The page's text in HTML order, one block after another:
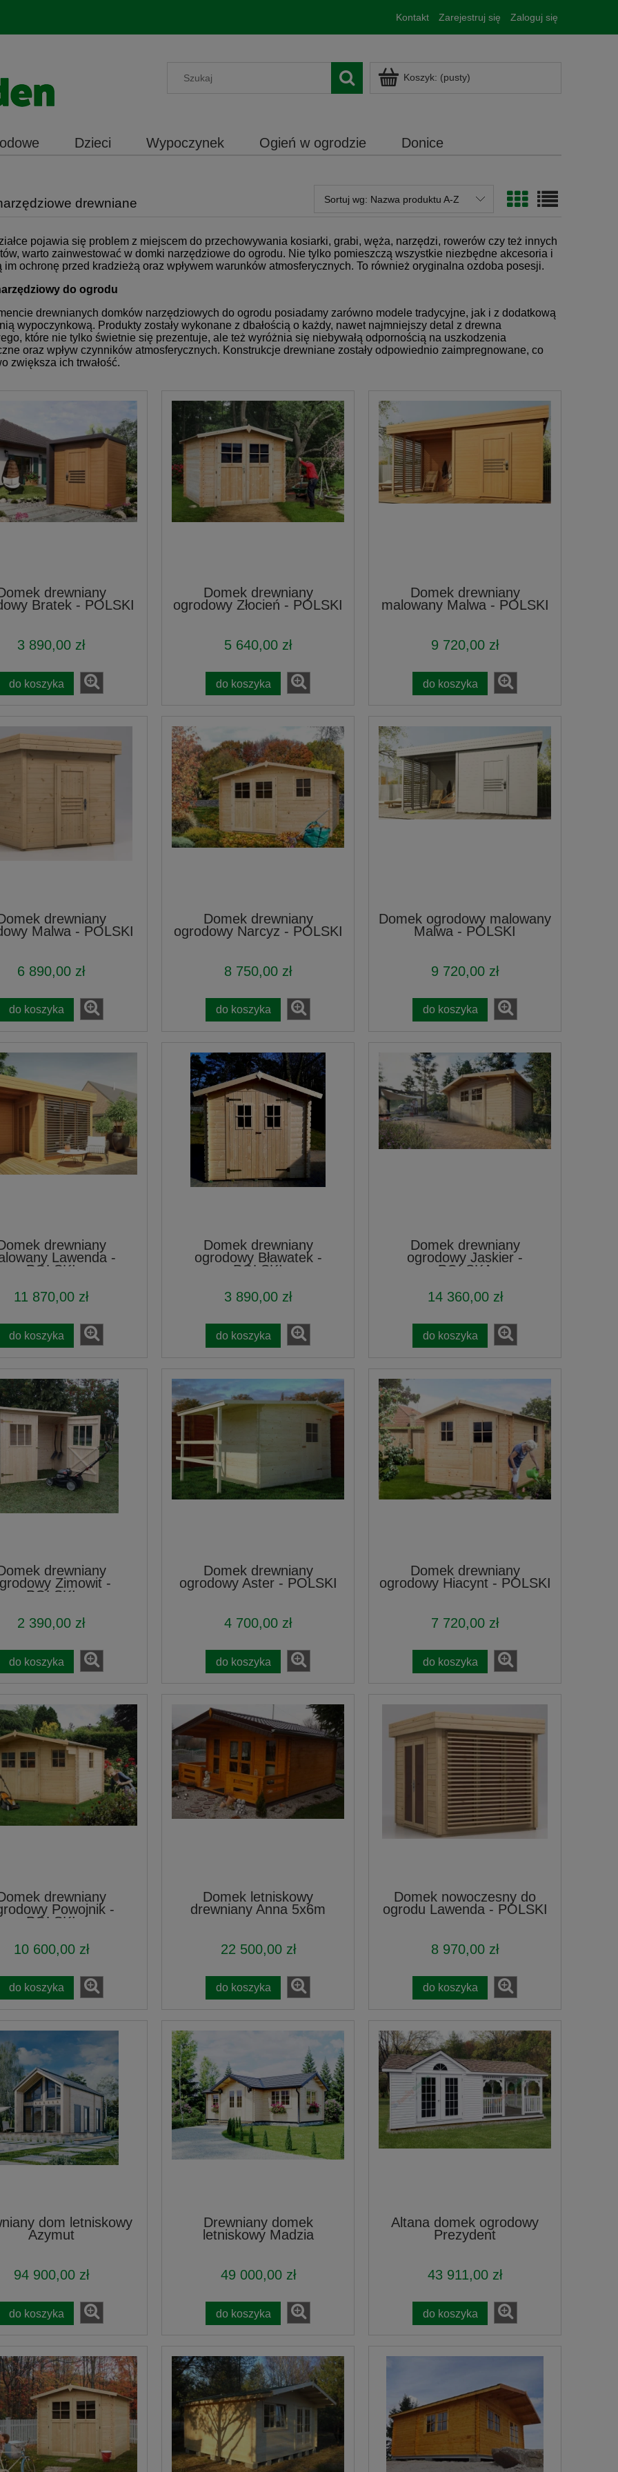
Kontakt Zarejestruj się Zaloguj się
Koszyk: (pusty)
Dzieci Wypoczynek Ogień w ogrodzie Donice
drewniane Sortuj wg: Nazwa produktu A-Z
pojawia się problem z miejscem do przechowywania kosiarki, grabi, węża, narzędzi, rowerów czy też innych
warto zainwestować w domki narzędziowe do ogrodu. Nie tylko pomieszczą wszystkie niezbędne akcesoria i
im ochronę przed kradzieżą oraz wpływem warunków atmosferycznych. To również oryginalna ozdoba posesji.
do ogrodu
drewnianych domków narzędziowych do ogrodu posiadamy zarówno modele tradycyjne, jak i z dodatkową
wypoczynkową. Produkty zostały wykonane z dbałością o każdy, nawet najmniejszy detal z drewna
które nie tylko świetnie się prezentuje, ale też wyróżnia się niebywałą odpornością na uszkodzenia
oraz wpływ czynników atmosferycznych. Konstrukcje drewniane zostały odpowiednio zaimpregnowane, co
zwiększa ich trwałość.
drewniany
Bratek - POLSKI
3 890,00 zł
do koszyka
Domek drewniany
ogrodowy Złocień - POLSKI
5 640,00 zł
do koszyka
Domek drewniany
malowany Malwa - POLSKI
9 720,00 zł
do koszyka
drewniany
Malwa - POLSKI
6 890,00 zł
do koszyka
Domek drewniany
ogrodowy Narcyz - POLSKI
8 750,00 zł
do koszyka
Domek ogrodowy malowany
Malwa - POLSKI
9 720,00 zł
do koszyka
drewniany
Lawenda -
POLSKI
11 870,00 zł
do koszyka
Domek drewniany
ogrodowy Bławatek -
POLSKI
3 890,00 zł
do koszyka
Domek drewniany
ogrodowy Jaskier -
POLSKA
14 360,00 zł
do koszyka
drewniany
Zimowit -
POLSKI
2 390,00 zł
do koszyka
Domek drewniany
ogrodowy Aster - POLSKI
4 700,00 zł
do koszyka
Domek drewniany
ogrodowy Hiacynt - POLSKI
7 720,00 zł
do koszyka
drewniany
Powojnik -
POLSKI
10 600,00 zł
do koszyka
Domek letniskowy
drewniany Anna 5x6m
22 500,00 zł
do koszyka
Domek nowoczesny do
ogrodu Lawenda - POLSKI
8 970,00 zł
do koszyka
dom letniskowy
Azymut
94 900,00 zł
do koszyka
Drewniany domek
letniskowy Madzia
49 000,00 zł
do koszyka
Altana domek ogrodowy
Prezydent
43 911,00 zł
do koszyka